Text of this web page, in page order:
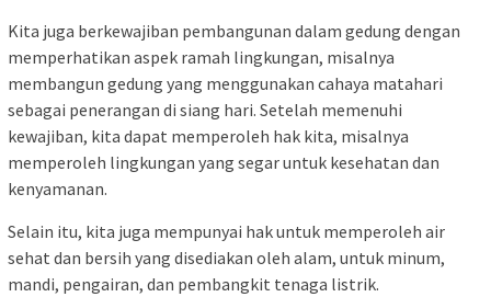
Kita juga berkewajiban pembangunan dalam gedung dengan
memperhatikan aspek ramah lingkungan, misalnya
membangun gedung yang menggunakan cahaya matahari
sebagai penerangan di siang hari. Setelah memenuhi
kewajiban, kita dapat memperoleh hak kita, misalnya
memperoleh lingkungan yang segar untuk kesehatan dan
kenyamanan.
Selain itu, kita juga mempunyai hak untuk memperoleh air
sehat dan bersih yang disediakan oleh alam, untuk minum,
mandi, pengairan, dan pembangkit tenaga listrik.